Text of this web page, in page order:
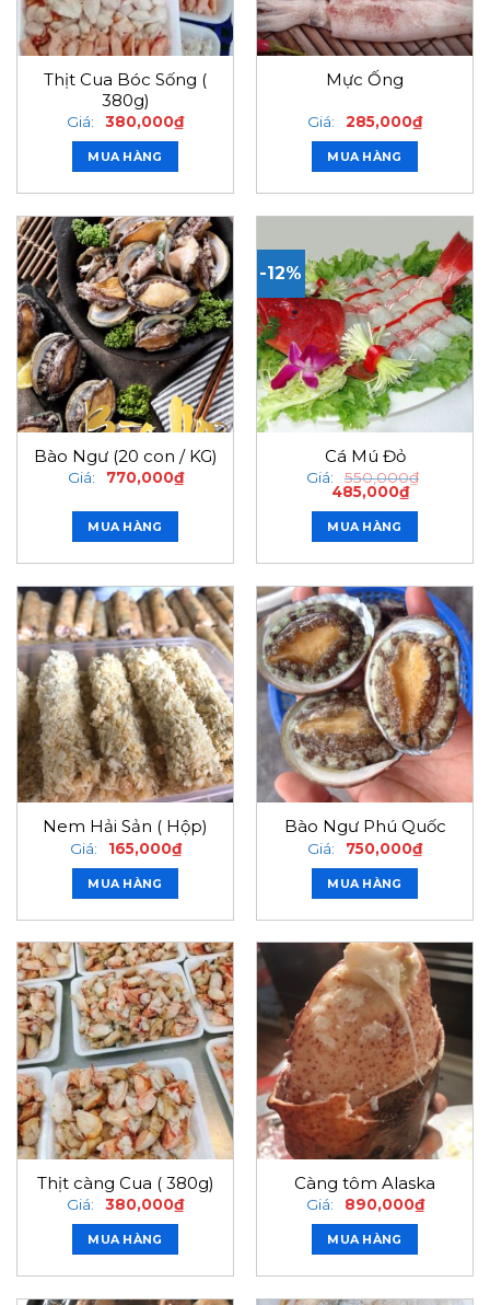
Thịt Cua Bóc Sống (
380g)
Giá: 380,000₫
MUA HÀNG
Mực Ống
Giá: 285,000₫
MUA HÀNG
Bào Ngư (20 con / KG)
Giá: 770,000₫
MUA HÀNG
-12%
Cá Mú Đỏ
Giá: 550,000₫
485,000₫
MUA HÀNG
Nem Hải Sản ( Hộp)
Giá: 165,000₫
MUA HÀNG
Bào Ngư Phú Quốc
Giá: 750,000₫
MUA HÀNG
Thịt càng Cua ( 380g)
Giá: 380,000₫
MUA HÀNG
Càng tôm Alaska
Giá: 890,000₫
MUA HÀNG